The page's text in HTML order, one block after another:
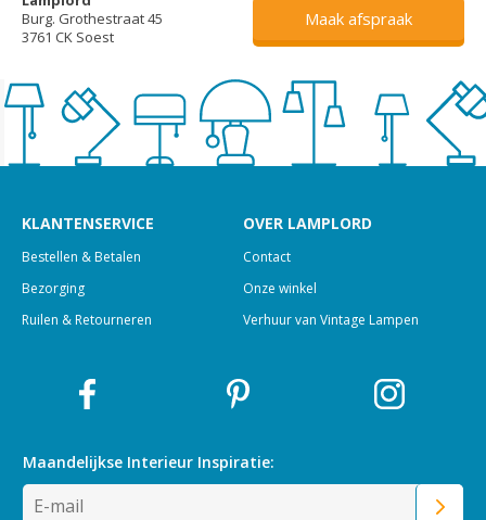
Burg. Grothestraat 45
3761 CK Soest
Maak afspraak
KLANTENSERVICE
Bestellen & Betalen
Bezorging
Ruilen & Retourneren
OVER LAMPLORD
Contact
Onze winkel
Verhuur van Vintage Lampen
Maandelijkse Interieur Inspiratie: